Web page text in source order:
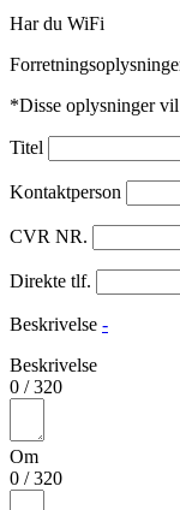
Har du WiFi
*Disse oplysninger
Titel
Kontaktperson
CVR NR.
Direkte tlf.
Beskrivelse -
Beskrivelse
0 /320
Om
0 /320